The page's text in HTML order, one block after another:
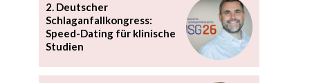
2. Deutscher
Schlaganfallkongress:
Speed-Dating für klinische
Studien